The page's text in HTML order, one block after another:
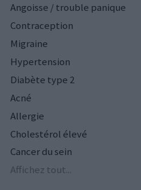
Angoisse / trouble panique
Contraception
Migraine
Hypertension
Diabète type 2
Acné
Allergie
Cholestérol élevé
Cancer du sein
Affichez tout...